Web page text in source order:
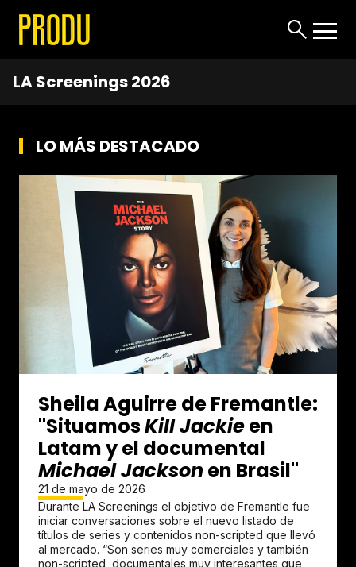
LA Screenings 2026
LO MÁS DESTACADO
Sheila Aguirre de Fremantle:
"SituamosKill Jackieen
Latam y el documental
Michael Jacksonen Brasil"
21 de mayo de 2026
Durante LA Screenings el objetivo de Fremantle fue
iniciar conversaciones sobre el nuevo listado de
títulos de series y contenidos non-scripted que llevó
al mercado. “Son series muy comerciales y también
non-scripted, documentales muy interesantes que